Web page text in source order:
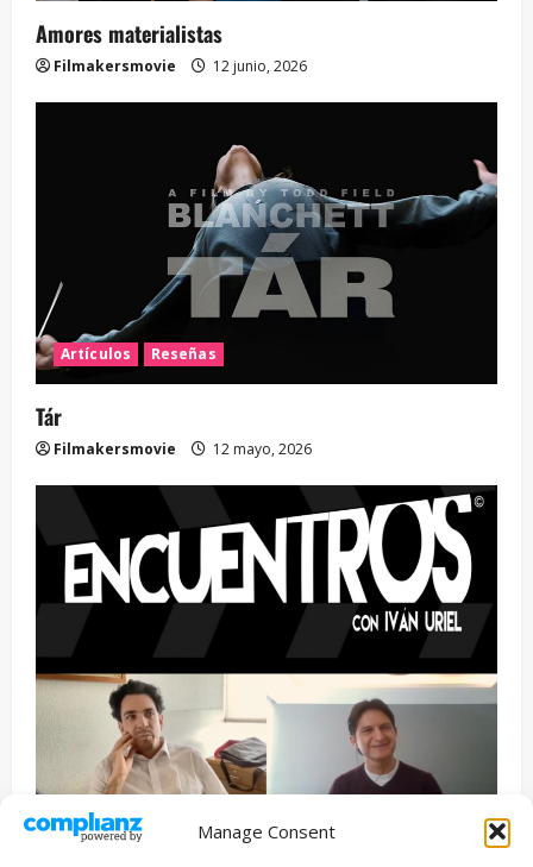
Manage Consent
Amores materialistas
Filmakersmovie 12 junio, 2026
Artículos Reseñas
Tár
Filmakersmovie 12 mayo, 2026
Entrevista Series